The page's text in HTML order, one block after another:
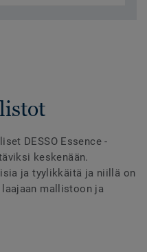
DESSO Essence -
keskenään.
ja tyylikkäitä ja niillä on
laajaan mallistoon ja